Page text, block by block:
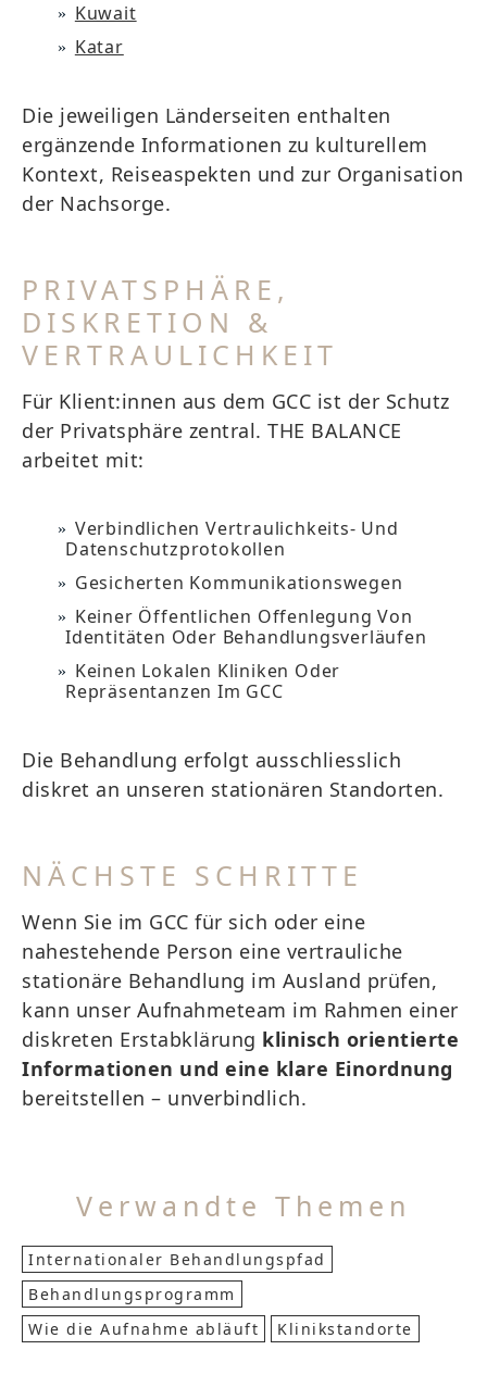
Kuwait
Katar
Die jeweiligen Länderseiten enthalten
ergänzende Informationen zu kulturellem
Kontext, Reiseaspekten und zur Organisation
der Nachsorge.
PRIVATSPHÄRE,
DISKRETION &
VERTRAULICHKEIT
Für Klient:innen aus dem GCC ist der Schutz
der Privatsphäre zentral. THE BALANCE
arbeitet mit:
Verbindlichen Vertraulichkeits- Und
Datenschutzprotokollen
Gesicherten Kommunikationswegen
Keiner Öffentlichen Offenlegung Von
Identitäten Oder Behandlungsverläufen
Keinen Lokalen Kliniken Oder
Repräsentanzen Im GCC
Die Behandlung erfolgt ausschliesslich
diskret an unseren stationären Standorten.
NÄCHSTE SCHRITTE
Wenn Sie im GCC für sich oder eine
nahestehende Person eine vertrauliche
stationäre Behandlung im Ausland prüfen,
kann unser Aufnahmeteam im Rahmen einer
diskreten Erstabklärung klinisch orientierte
Informationen und eine klare Einordnung
bereitstellen – unverbindlich.
Verwandte Themen
Internationaler Behandlungspfad
Behandlungsprogramm
Wie die Aufnahme abläuft
Klinikstandorte